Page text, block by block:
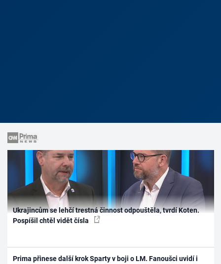
Ukrajincům se lehčí trestná činnost odpouštěla, tvrdí Koten.
Pospíšil chtěl vidět čísla
Prima přinese další krok Sparty v boji o LM. Fanoušci uvidí i